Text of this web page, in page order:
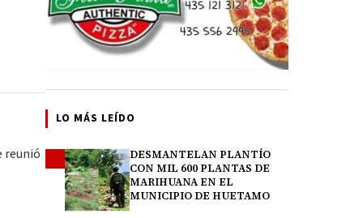
reunió
LO MÁS LEÍDO
DESMANTELAN PLANTÍO
CON MIL 600 PLANTAS DE
MARIHUANA EN EL
MUNICIPIO DE HUETAMO